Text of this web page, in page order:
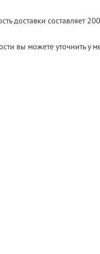
доставки составляет
вы можете уточнить у